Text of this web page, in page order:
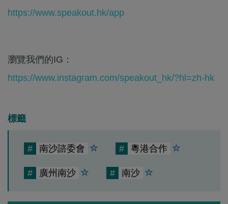
https://www.speakout.hk/app
瀏覽我們的IG：
https://www.instagram.com/speakout_hk/?hl=zh-hk
標籤
# 南沙諮委會 # 粵港合作
# 廣州南沙 # 南沙